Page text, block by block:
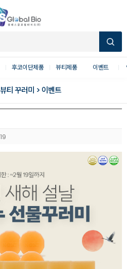
후코이단제품 뷰티제품 이벤트
티 꾸러미 > 이벤트